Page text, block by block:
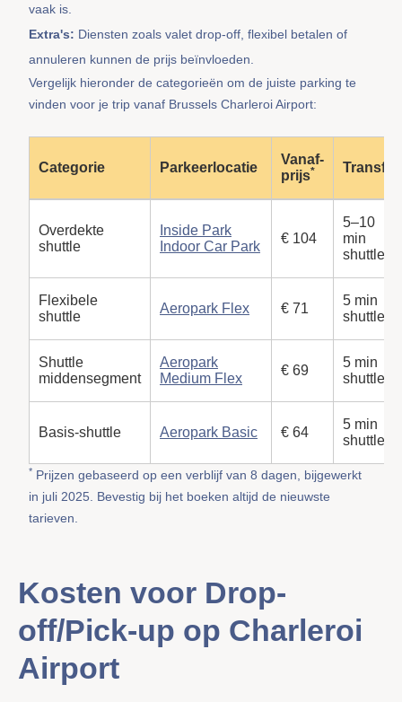
vaak is.
Extra's: Diensten zoals valet drop-off, flexibel betalen of
annuleren kunnen de prijs beïnvloeden.
Vergelijk hieronder de categorieën om de juiste parking te
vinden voor je trip vanaf Brussels Charleroi Airport:
Categorie Parkeerlocatie
Vanaf-
prijs* Transfer
Overdekte
shuttle
Inside Park
Indoor Car Park
€ 104
5–10
min
shuttle
Flexibele
shuttle
Aeropark Flex € 71
5 min
shuttle
Shuttle
middensegment
Aeropark
Medium Flex
€ 69
5 min
shuttle
Basis-shuttle Aeropark Basic € 64
5 min
shuttle
* Prijzen gebaseerd op een verblijf van 8 dagen, bijgewerkt
in juli 2025. Bevestig bij het boeken altijd de nieuwste
tarieven.
Kosten voor Drop-
off/Pick-up op Charleroi
Airport